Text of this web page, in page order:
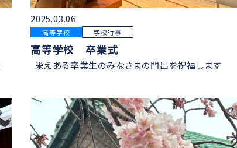
2025.03.06
高等学校 学校行事
高等学校 卒業式
栄えある卒業生のみなさまの門出を祝福します